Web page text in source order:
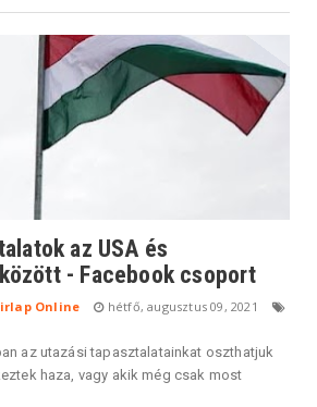
az USA és
- Facebook csoport
Online
hétfő, augusztus 09, 2021
az utazási tapasztalatainkat oszthatjuk
haza, vagy akik még csak most